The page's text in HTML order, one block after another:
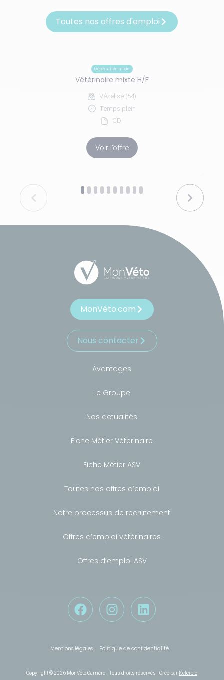
Toutes nos offres d'emploi
Généraliste mixte
Vétérinaire mixte H/F
Vézelise (54)
Temps plein
CDI
Voir l'offre
MonVéto.com
Nous contacter
Avantages
Le Groupe
Nos actualités
Fiche Métier Véterinaire
Fiche Métier ASV
Toutes nos offres d’emploi
Notre processus de recrutement
Offres d’emploi vétérinaires
Offres d’emploi ASV
Mentions légales Politique de confidentialité
Copyright © 2026 MonVéto Carrière - Tous droits réservés - Créé par Kelcible